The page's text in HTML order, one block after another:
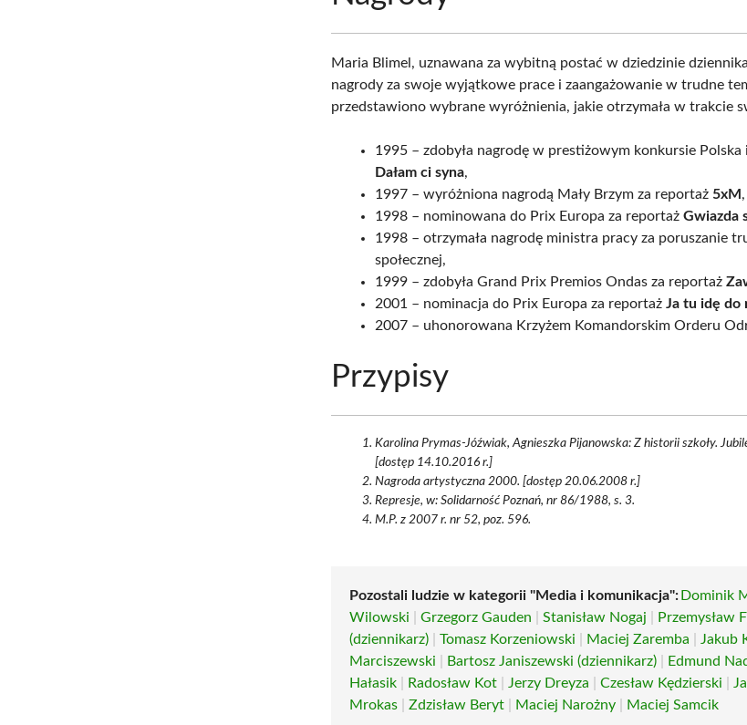
Maria Blimel, uznawana za wybitną postać w dziedzinie
nagrody za swoje wyjątkowe prace i zaangażowanie w trudne
przedstawiono wybrane wyróżnienia, jakie otrzymała w trakcie
1995 – zdobyła nagrodę w prestiżowym konkursie
Dałam ci syna,
1997 – wyróżniona nagrodą Mały Brzym za reportaż 5xM,
1998 – nominowana do Prix Europa za reportażGwiazda
1998 – otrzymała nagrodę ministra pracy za poruszanie
społecznej,
1999 – zdobyła Grand Prix Premios Ondas za reportaż
2001 – nominacja do Prix Europa za reportażJa tu idę do
2007 – uhonorowana Krzyżem Komandorskim Orderu
Przypisy
Karolina Prymas-Jóźwiak, Agnieszka Pijanowska: Z historii szkoły.
[dostęp 14.10.2016 r.]
Nagroda artystyczna 2000. [dostęp 20.06.2008 r.]
Represje, w: Solidarność Poznań, nr 86/1988, s. 3.
M.P. z 2007 r. nr 52, poz. 596.
Pozostali ludzie w kategorii "Media i komunikacja":Dominik
Wilowski |Grzegorz Gauden |Stanisław Nogaj
Przemysław
(dziennikarz) |Tomasz Korzeniowski Maciej Zaremba Jakub
Marciszewski
Bartosz Janiszewski (dziennikarz) Edmund
Hałasik
Radosław Kot Jerzy Dreyza |Czesław Kędzierski
Mrokas |Zdzisław Beryt Maciej Narożny Maciej Samcik